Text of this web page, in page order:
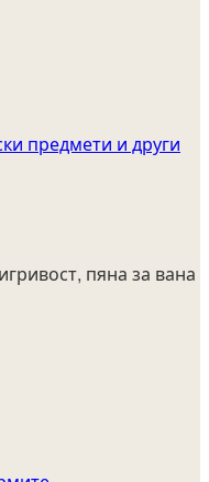
предмети и други
пяна за вана